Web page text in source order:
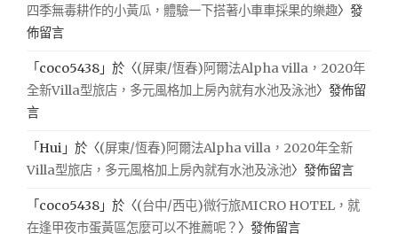
四季無毒耕作的小黃瓜，體驗一下搭著小車車採果的樂趣〉發
佈留言
「 coco5438 」於〈(屏東/恆春)阿爾法Alpha villa，2020年
全新Villa型旅店，多元風格加上房內就有水池及泳池〉發佈留
言
「Hui 」於〈(屏東/恆春)阿爾法Alpha villa，2020年全新
Villa型旅店，多元風格加上房內就有水池及泳池〉發佈留言
「 coco5438 」於〈(台中/西屯)微行旅MICRO HOTEL，就
在逢甲夜市蛋黃區怎麼可以不推薦呢？ 〉發佈留言